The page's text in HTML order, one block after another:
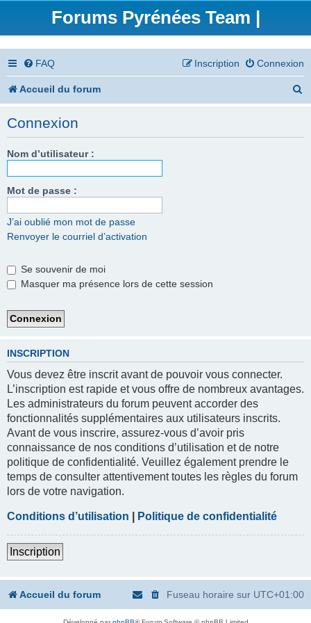
Forums Pyrénées Team |
FAQ Connexion
Inscription
Accueil du forum
Connexion
Nom d’utilisateur :
Mot de passe :
J’ai oublié mon mot de passe
Renvoyer le courriel d’activation
Se souvenir de moi
Masquer ma présence lors de cette session
INSCRIPTION
Vous devez être inscrit avant de pouvoir vous connecter.
L’inscription est rapide et vous offre de nombreux avantages.
Les administrateurs du forum peuvent accorder des
fonctionnalités supplémentaires aux utilisateurs inscrits.
Avant de vous inscrire, assurez-vous d’avoir pris
connaissance de nos conditions d’utilisation et de notre
politique de confidentialité. Veuillez également prendre le
temps de consulter attentivement toutes les règles du forum
lors de votre navigation.
Conditions d’utilisation Politique de confidentialité
Inscription
Accueil du forum Fuseau horaire sur UTC+01:00